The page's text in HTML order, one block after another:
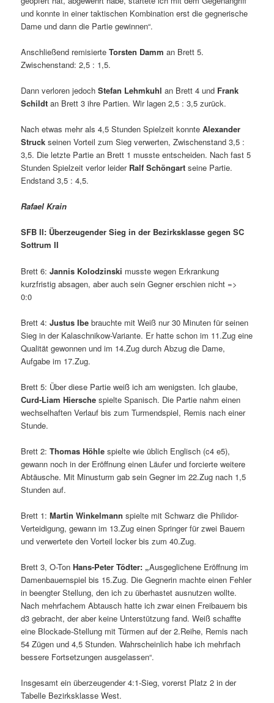
und konnte in einer taktischen Kombination erst die gegnerische
Dame und dann die Partie gewinnen“.
Anschließend remisierteTorsten Damm an Brett 5.
Zwischenstand: 2,5 : 1,5.
Dann verloren jedochStefan Lehmkuhlan Brett 4 und Frank
Schildtan Brett 3 ihre Partien. Wir lagen 2,5 : 3,5 zurück.
Nach etwas mehr als 4,5 Stunden Spielzeit konnteAlexander
Struck seinen Vorteil zum Sieg verwerten, Zwischenstand 3,5 :
3,5. Die letzte Partie an Brett 1 musste entscheiden. Nach fast 5
Stunden Spielzeit verlor leider Ralf Schöngartseine Partie.
Endstand 3,5 : 4,5.
Rafael Krain
SFB II: Überzeugender Sieg in der Bezirksklasse gegen SC
Sottrum II
Brett 6:Jannis Kolodzinski musste wegen Erkrankung
kurzfristig absagen, aber auch sein Gegner erschien nicht =>
0:0
Brett 4:Justus Ibe brauchte mit Weiß nur 30 Minuten für seinen
Sieg in der Kalaschnikow-Variante. Er hatte schon im 11.Zug eine
Qualität gewonnen und im 14.Zug durch Abzug die Dame,
Aufgabe im 17.Zug.
Brett 5: Über diese Partie weiß ich am wenigsten. Ich glaube,
Curd-Liam Hiersche spielte Spanisch. Die Partie nahm einen
wechselhaften Verlauf bis zum Turmendspiel, Remis nach einer
Stunde.
Brett 2:Thomas Höhle spielte wie üblich Englisch (c4 e5),
gewann noch in der Eröffnung einen Läufer und forcierte weitere
Abtäusche. Mit Minusturm gab sein Gegner im 22.Zug nach 1,5
Stunden auf.
Brett 1:Martin Winkelmann spielte mit Schwarz die Philidor-
Verteidigung, gewann im 13.Zug einen Springer für zwei Bauern
und verwertete den Vorteil locker bis zum 40.Zug.
Brett 3, O-TonHans-Peter Tödter: „Ausgeglichene Eröffnung im
Damenbauernspiel bis 15.Zug. Die Gegnerin machte einen Fehler
in beengter Stellung, den ich zu überhastet ausnutzen wollte.
Nach mehrfachem Abtausch hatte ich zwar einen Freibauern bis
d3 gebracht, der aber keine Unterstützung fand. Weiß schaffte
eine Blockade-Stellung mit Türmen auf der 2.Reihe, Remis nach
54 Zügen und 4,5 Stunden. Wahrscheinlich habe ich mehrfach
bessere Fortsetzungen ausgelassen“.
Insgesamt ein überzeugender 4:1-Sieg, vorerst Platz 2 in der
Tabelle Bezirksklasse West.